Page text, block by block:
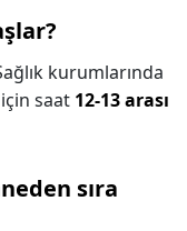
kurumlarında
saat 12-13 arası
sıra